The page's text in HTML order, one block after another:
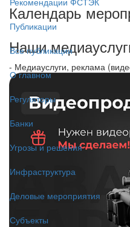
Публикации
Все публикации
О главном
Регуляторы
Банки
Угрозы и решения
Инфраструктура
Деловые мероприятия
Субъекты
Календарь
Наши
- Медиауслуги, реклама